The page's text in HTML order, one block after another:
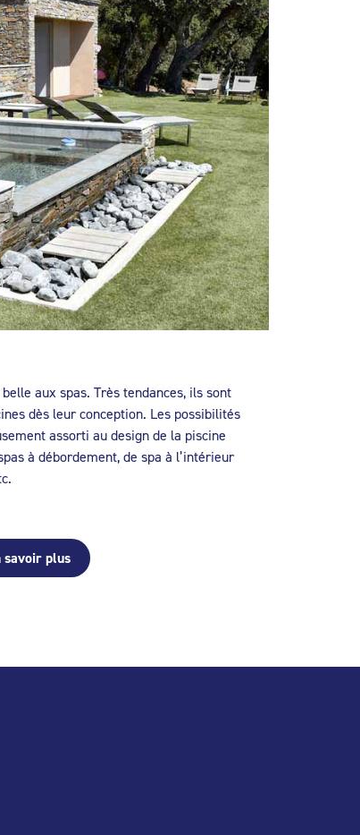
aux spas. Très tendances, ils sont
dès leur conception. Les possibilités
assorti au design de la piscine
à débordement, de spa à l’intérieur
savoir plus